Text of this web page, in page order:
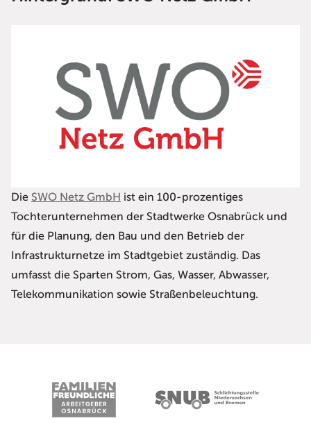
Die SWO Netz GmbH ist ein 100-prozentiges
Tochterunternehmen der Stadtwerke Osnabrück und
für die Planung, den Bau und den Betrieb der
Infrastrukturnetze im Stadtgebiet zuständig. Das
umfasst die Sparten Strom, Gas, Wasser, Abwasser,
Telekommunikation sowie Straßenbeleuchtung.